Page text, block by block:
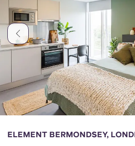
Más
Cuenta
English (GB)
Elige un país
Reserva
Català
Italian
Portuguese
ELEMENT BERMONDSEY,